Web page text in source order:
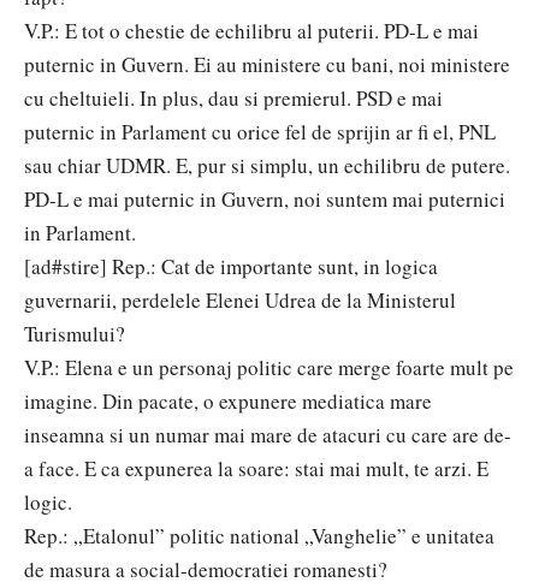
V.P.: E tot o chestie de echilibru al puterii. PD-L e mai
puternic in Guvern. Ei au ministere cu bani, noi ministere
cu cheltuieli. In plus, dau si premierul. PSD e mai
puternic in Parlament cu orice fel de sprijin ar fi el, PNL
sau chiar UDMR. E, pur si simplu, un echilibru de putere.
PD-L e mai puternic in Guvern, noi suntem mai puternici
in Parlament.
[ad#stire] Rep.: Cat de importante sunt, in logica
guvernarii, perdelele Elenei Udrea de la Ministerul
Turismului?
V.P.: Elena e un personaj politic care merge foarte mult pe
imagine. Din pacate, o expunere mediatica mare
inseamna si un numar mai mare de atacuri cu care are de-
a face. E ca expunerea la soare: stai mai mult, te arzi. E
logic.
Rep.: „Etalonul” politic national „Vanghelie” e unitatea
de masura a social-democratiei romanesti?